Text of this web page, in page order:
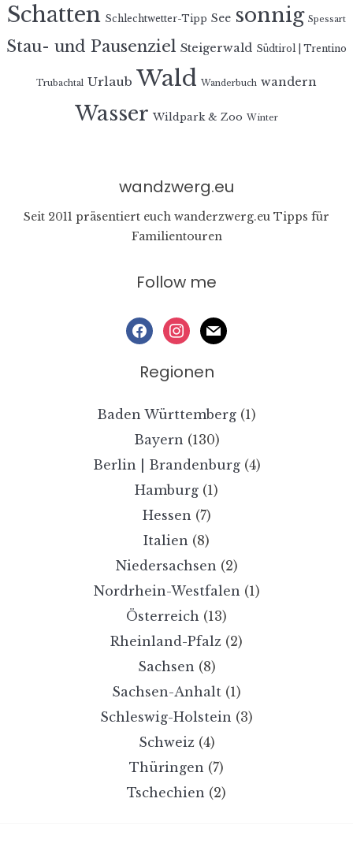
Schatten Schlechtwetter-Tipp See sonnig Spessart
Stau- und Pausenziel Steigerwald Südtirol | Trentino
Trubachtal Urlaub Wald Wanderbuch wandern
Wasser Wildpark & Zoo Winter
wandzwerg.eu
Seit 2011 präsentiert euch wanderzwerg.eu Tipps für
Familientouren
Follow me
facebookinstagram
mail
Regionen
Baden Württemberg (1)
Bayern (130)
Berlin | Brandenburg(4)
Hamburg (1)
Hessen (7)
Italien (8)
Niedersachsen (2)
Nordrhein-Westfalen (1)
Österreich (13)
Rheinland-Pfalz (2)
Sachsen (8)
Sachsen-Anhalt (1)
Schleswig-Holstein (3)
Schweiz(4)
Thüringen (7)
Tschechien (2)